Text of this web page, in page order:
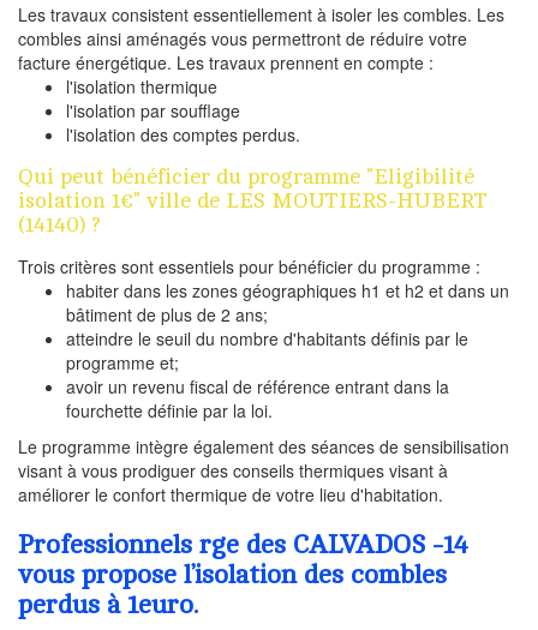
Les travaux consistent essentiellement à isoler les combles. Les
combles ainsi aménagés vous permettront de réduire votre
facture énergétique. Les travaux prennent en compte :
l'isolation thermique
l'isolation par soufflage
l'isolation des comptes perdus.
Qui peut bénéficier du programme "Eligibilité
isolation 1€" ville de LES MOUTIERS-HUBERT
(14140) ?
Trois critères sont essentiels pour bénéficier du programme :
habiter dans les zones géographiques h1 et h2 et dans un
bâtiment de plus de 2 ans;
atteindre le seuil du nombre d'habitants définis par le
programme et;
avoir un revenu fiscal de référence entrant dans la
fourchette définie par la loi.
Le programme intègre également des séances de sensibilisation
visant à vous prodiguer des conseils thermiques visant à
améliorer le confort thermique de votre lieu d'habitation.
Professionnels rge des CALVADOS -14
vous propose l’isolation des combles
perdus à 1euro.